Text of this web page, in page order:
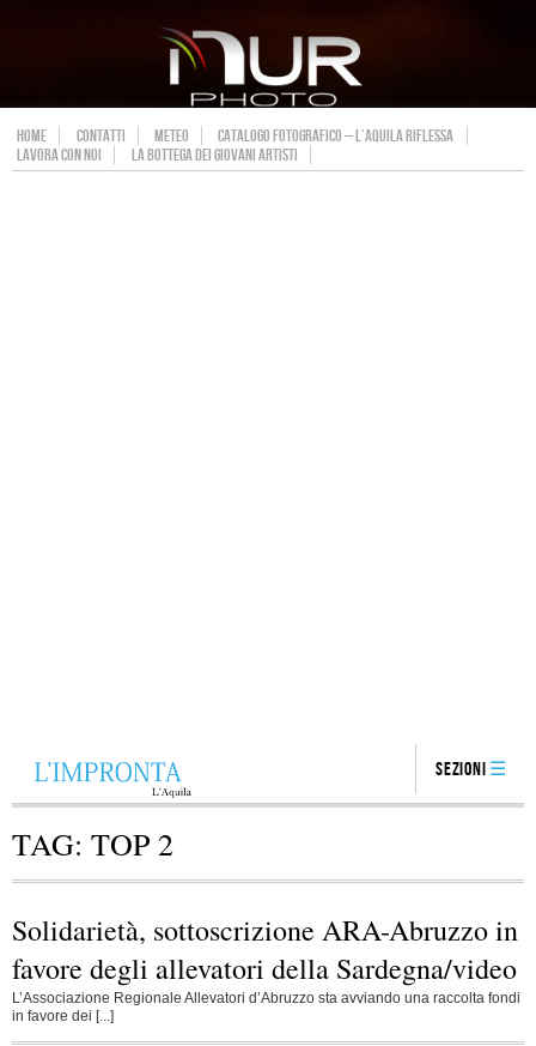
HOME CONTATTI METEO
CATALOGO FOTOGRAFICO – L’AQUILA RIFLESSA
LAVORA CON NOI
LA BOTTEGA DEI GIOVANI ARTISTI
Sezioni
TAG: TOP 2
Solidarietà, sottoscrizione ARA-Abruzzo in
favore degli allevatori della Sardegna/video
L’Associazione Regionale Allevatori d’Abruzzo sta avviando una raccolta fondi
in favore dei [...]